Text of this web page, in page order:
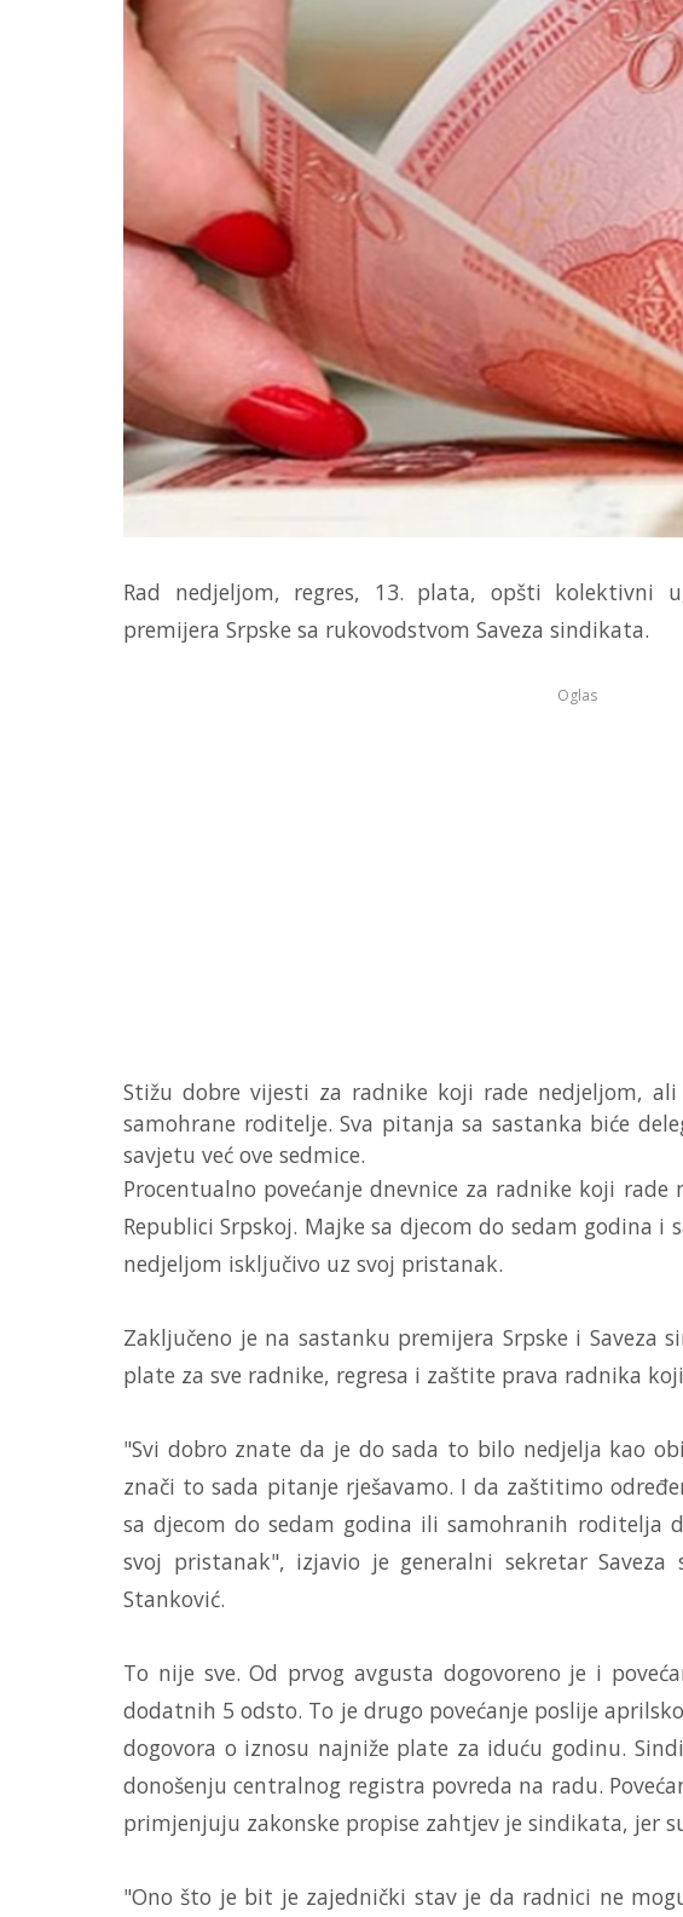
Rad nedjeljom, regres, 13. plata, opšti kolektivni
premijera Srpske sa rukovodstvom Saveza sindikata.
Oglas
Stižu dobre vijesti za radnike koji rade nedjeljom,
samohrane roditelje. Sva pitanja sa sastanka biće
savjetu već ove sedmice.
Procentualno povećanje dnevnice za radnike koji
Republici Srpskoj. Majke sa djecom do sedam godina
nedjeljom isključivo uz svoj pristanak.
Zaključeno je na sastanku premijera Srpske i Saveza
plate za sve radnike, regresa i zaštite prava radnika
"Svi dobro znate da je do sada to bilo nedjelja kao
znači to sada pitanje rješavamo. I da zaštitimo
sa djecom do sedam godina ili samohranih roditelja
svoj pristanak", izjavio je generalni sekretar Saveza
Stanković.
To nije sve. Od prvog avgusta dogovoreno je i
dodatnih 5 odsto. To je drugo povećanje poslije
dogovora o iznosu najniže plate za iduću godinu.
donošenju centralnog registra povreda na radu.
primjenjuju zakonske propise zahtjev je sindikata, jer
"Ono što je bit je zajednički stav je da radnici ne